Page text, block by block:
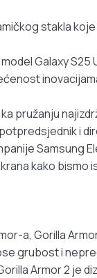
stakla
Galaxy
pružanju
i
Samsung
kako bismo
a, Gorilla
grubost i
Armor 2 je